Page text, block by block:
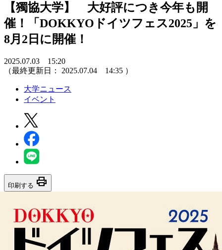
【獨協大学】 大好評につき今年も開
催！「DOKKYOドイツフェス2025」を
8月2日に開催！
2025.07.03 15:20
（最終更新日： 2025.07.04 14:35 ）
大学ニュース
イベント
印刷する print